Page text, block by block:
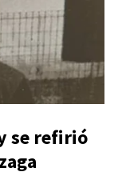
se refirió